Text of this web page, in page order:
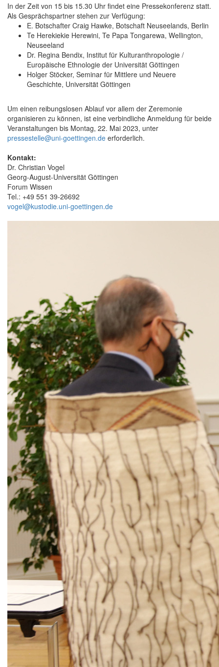
In der Zeit von 15 bis 15.30 Uhr findet eine Pressekonferenz statt.
Als Gesprächspartner stehen zur Verfügung:
E. Botschafter Craig Hawke, Botschaft Neuseelands, Berlin
Te Herekiekie Herewini, Te Papa Tongarewa, Wellington,
Neuseeland
Dr. Regina Bendix, Institut für Kulturanthropologie /
Europäische Ethnologie der Universität Göttingen
Holger Stöcker, Seminar für Mittlere und Neuere
Geschichte, Universität Göttingen
Um einen reibungslosen Ablauf vor allem der Zeremonie
organisieren zu können, ist eine verbindliche Anmeldung für beide
Veranstaltungen bis Montag, 22. Mai 2023, unter
pressestelle@uni-goettingen.de erforderlich.
Kontakt:
Dr. Christian Vogel
Georg-August-Universität Göttingen
Forum Wissen
Tel.: +49 551 39-26692
vogel@kustodie.uni-goettingen.de